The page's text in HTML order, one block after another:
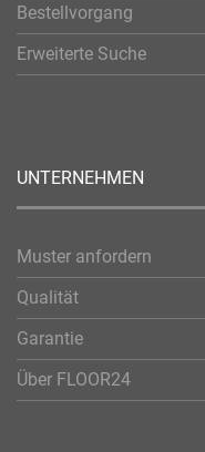
Bestellvorgang
Erweiterte Suche
UNTERNEHMEN
Muster anfordern
Qualität
Garantie
Über FLOOR24